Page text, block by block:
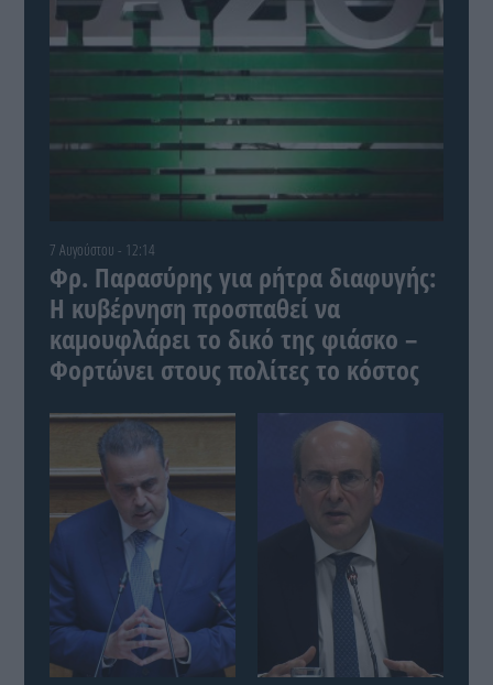
7 Αυγούστου - 12:14
Φρ. Παρασύρης για ρήτρα διαφυγής:
Η κυβέρνηση προσπαθεί να
καμουφλάρει το δικό της φιάσκο –
Φορτώνει στους πολίτες το κόστος